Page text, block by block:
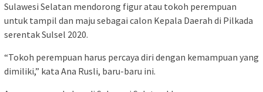
Sulawesi Selatan mendorong figur atau tokoh perempuan
untuk tampil dan maju sebagai calon Kepala Daerah di Pilkada
serentak Sulsel 2020.
“Tokoh perempuan harus percaya diri dengan kemampuan yang
dimiliki,” kata Ana Rusli, baru-baru ini.